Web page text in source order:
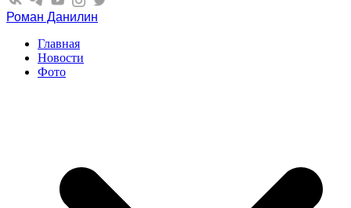
Роман Данилин
Главная
Новости
Фото